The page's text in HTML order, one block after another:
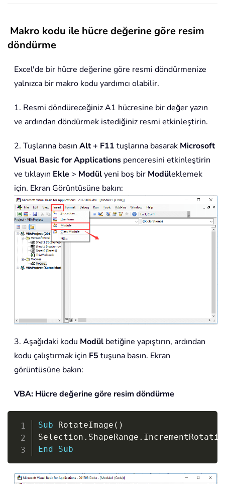
Makro kodu ile hücre değerine göre resim
döndürme
Excel'de bir hücre değerine göre resmi döndürmenize
yalnızca bir makro kodu yardımcı olabilir.
1. Resmi döndüreceğiniz A1 hücresine bir değer yazın
ve ardından döndürmek istediğiniz resmi etkinleştirin.
2. Tuşlarına basın Alt + F11 tuşlarına basarak Microsoft
Visual Basic for Applications penceresini etkinleştirin
ve tıklayın Ekle > Modülyeni boş bir Modüleklemek
için. Ekran Görüntüsüne bakın:
3. Aşağıdaki kodu Modül betiğine yapıştırın, ardından
kodu çalıştırmak için F5 tuşuna basın. Ekran
görüntüsüne bakın:
VBA: Hücre değerine göre resim döndürme
Sub RotateImage ( )
Selection . ShapeRange .
End
Sub